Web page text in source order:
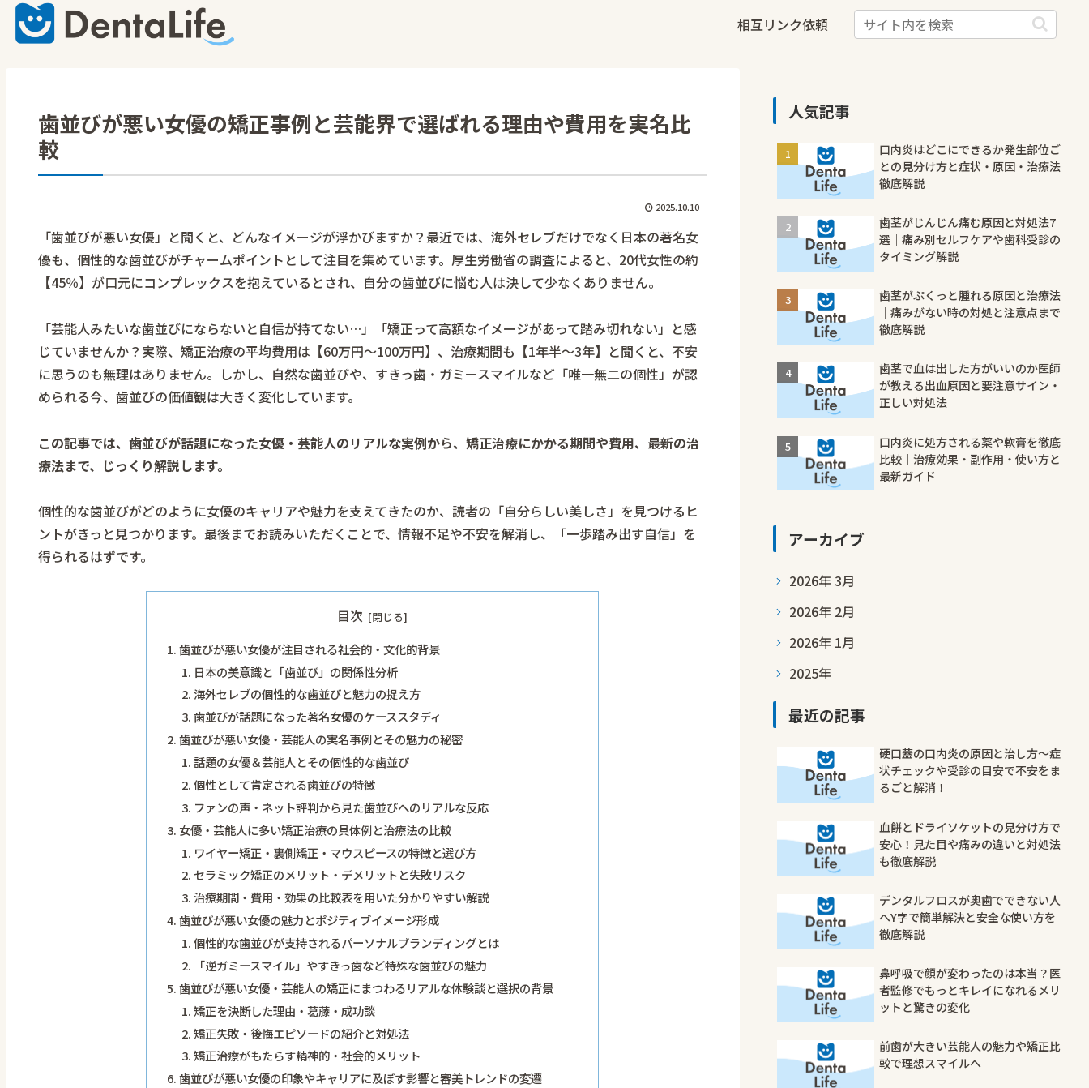
相互リンク依頼
歯並びが悪い女優の矯正事例と芸能界で選ばれる理由や費用を実名比
較
2025.10.10
「歯並びが悪い女優」と聞くと、どんなイメージが浮かびますか？最近では、海外セレブだけでなく日本の著名女
優も、個性的な歯並びがチャームポイントとして注目を集めています。厚生労働省の調査によると、20代女性の約
【45％】が口元にコンプレックスを抱えているとされ、自分の歯並びに悩む人は決して少なくありません。
「芸能人みたいな歯並びにならないと自信が持てない…」「矯正って高額なイメージがあって踏み切れない」と感
じていませんか？実際、矯正治療の平均費用は【60万円～100万円】、治療期間も【1年半～3年】と聞くと、不安
に思うのも無理はありません。しかし、自然な歯並びや、すきっ歯・ガミースマイルなど「唯一無二の個性」が認
められる今、歯並びの価値観は大きく変化しています。
この記事では、歯並びが話題になった女優・芸能人のリアルな実例から、矯正治療にかかる期間や費用、最新の治
療法まで、じっくり解説します。
個性的な歯並びがどのように女優のキャリアや魅力を支えてきたのか、読者の「自分らしい美しさ」を見つけるヒ
ントがきっと見つかります。最後までお読みいただくことで、情報不足や不安を解消し、「一歩踏み出す自信」を
得られるはずです。
目次
歯並びが悪い女優が注目される社会的・文化的背景
日本の美意識と「歯並び」の関係性分析
海外セレブの個性的な歯並びと魅力の捉え方
歯並びが話題になった著名女優のケーススタディ
歯並びが悪い女優・芸能人の実名事例とその魅力の秘密
話題の女優＆芸能人とその個性的な歯並び
個性として肯定される歯並びの特徴
ファンの声・ネット評判から見た歯並びへのリアルな反応
女優・芸能人に多い矯正治療の具体例と治療法の比較
ワイヤー矯正・裏側矯正・マウスピースの特徴と選び方
セラミック矯正のメリット・デメリットと失敗リスク
治療期間・費用・効果の比較表を用いた分かりやすい解説
歯並びが悪い女優の魅力とポジティブイメージ形成
個性的な歯並びが支持されるパーソナルブランディングとは
「逆ガミースマイル」やすきっ歯など特殊な歯並びの魅力
歯並びが悪い女優・芸能人の矯正にまつわるリアルな体験談と選択の背景
矯正を決断した理由・葛藤・成功談
矯正失敗・後悔エピソードの紹介と対処法
矯正治療がもたらす精神的・社会的メリット
歯並びが悪い女優の印象やキャリアに及ぼす影響と審美トレンドの変遷
人気記事
口内炎はどこにできるか発生部位ご
との見分け方と症状・原因・治療法
徹底解説
歯茎がじんじん痛む原因と対処法7
選｜痛み別セルフケアや歯科受診の
タイミング解説
歯茎がぷくっと腫れる原因と治療法
｜痛みがない時の対処と注意点まで
徹底解説
歯茎で血は出した方がいいのか医師
が教える出血原因と要注意サイン・
正しい対処法
口内炎に処方される薬や軟膏を徹底
比較｜治療効果・副作用・使い方と
最新ガイド
アーカイブ
2026年 3月
2026年 2月
2026年 1月
2025年
最近の記事
硬口蓋の口内炎の原因と治し方〜症
状チェックや受診の目安で不安をま
るごと解消！
血餅とドライソケットの見分け方で
安心！見た目や痛みの違いと対処法
も徹底解説
デンタルフロスが奥歯でできない人
へY字で簡単解決と安全な使い方を
徹底解説
鼻呼吸で顔が変わったのは本当？医
者監修でもっとキレイになれるメリ
ットと驚きの変化
前歯が大きい芸能人の魅力や矯正比
較で理想スマイルへ